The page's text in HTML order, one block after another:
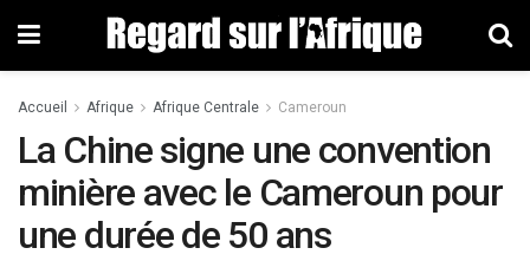
Accueil Afrique Afrique Centrale Cameroun
La Chine signe une convention
minière avec le Cameroun pour
une durée de 50 ans